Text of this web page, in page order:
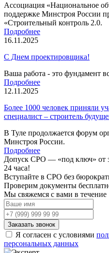
Ассоциация «Национальное
поддержке Минстроя России
«Строительный контроль 2.0.
Подробнее
16.11.2025
С Днем проектировщика!
Ваша работа - это фундамент
Подробнее
12.11.2025
Более 1000 человек приняли
специалист – строитель
В Туле продолжается форум
Минстроя России.
Подробнее
Допуск СРО — «под ключ» от
24 часа!
Вступайте в СРО без
Проверим документы
Мы свяжемся с вами в
Заказать звонок
Я согласен с условиями
персональных данных